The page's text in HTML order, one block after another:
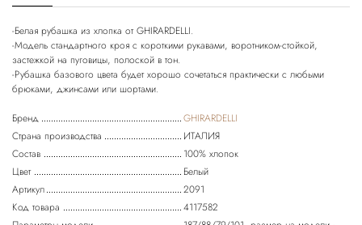
-Белая рубашка из хлопка от GHIRARDELLI.
-Модель стандартного кроя с короткими рукавами, воротником-стойкой,
застежкой на пуговицы, полоской в тон.
-Рубашка базового цвета будет хорошо сочетаться практически с любыми
Бренд
GHIRARDELLI
Страна производства
ИТАЛИЯ
Состав
100% хлопок
Цвет
Белый
Артикул
2091
Код товара
4117582